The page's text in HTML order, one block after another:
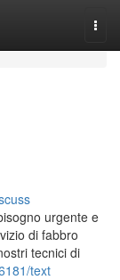
urgente e
di fabbro
tecnici di
text